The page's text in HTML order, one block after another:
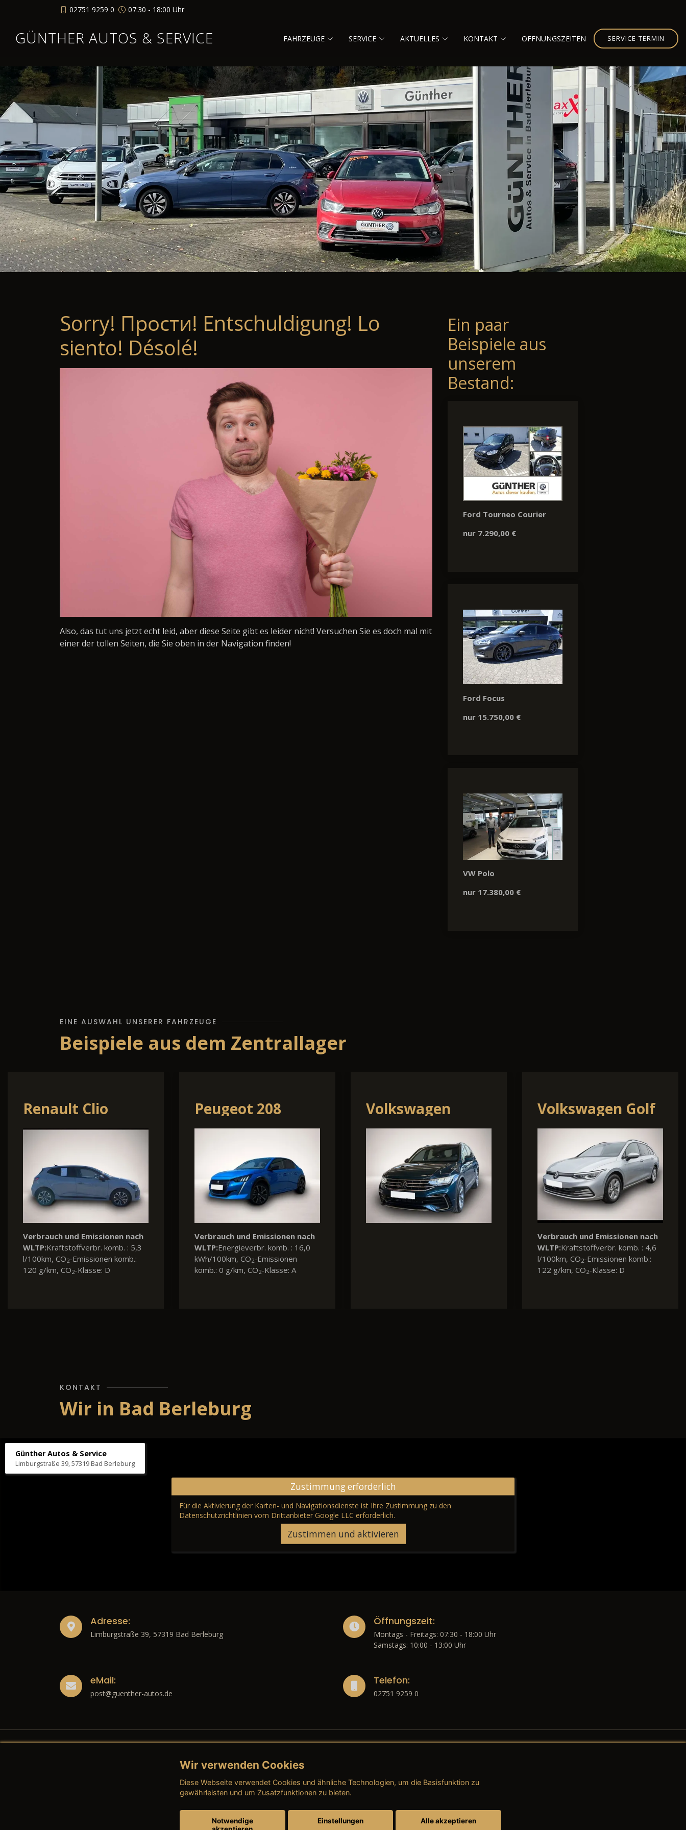
02751 9259 0 07:30 - 18:00 Uhr
GÜNTHER AUTOS & SERVICE FAHRZEUGE SERVICE AKTUELLES KONTAKT ÖFFNUNGSZEITEN SERVICE-TERMIN
Sorry! Прости! Entschuldigung! Lo
siento! Désolé!
Also, das tut uns jetzt echt leid, aber diese Seite gibt es leider nicht! Versuchen Sie es doch mal mit
einer der tollen Seiten, die Sie oben in der Navigation finden!
Ein paar
Beispiele aus
unserem
Bestand:
Ford Tourneo Courier
nur 7.290,00 €
Ford Focus
nur 15.750,00 €
VW Polo
nur 17.380,00 €
EINE AUSWAHL UNSERER FAHRZEUGE
Beispiele aus dem Zentrallager
Hyundai TUCSON
Verbrauch und Emissionen nach
WLTP:Kraftstoffverbr. komb. : 7,1
l/100km, CO2-Emissionen komb.:
161 g/km, CO2-Klasse: F
Skoda Kamiq
Verbrauch und Emissionen nach
WLTP:Kraftstoffverbr. komb. : 5,7
l/100km, CO 2-Emissionen komb.:
137 g/km, CO2 -Klasse: E
Volkswagen Golf
Volkswagen
Touran
Verbrauch und Emissionen nach
WLTP:Kraftstoffverbr. komb. : 6,3
l/100km, CO2-Emissionen komb.:
145 g/km, CO2-Klasse: E
KONTAKT
Wir in Bad Berleburg
Günther Autos & Service
Limburgstraße 39, 57319 Bad Berleburg
Zustimmung erforderlich
Für die Aktivierung der Karten- und Navigationsdienste ist Ihre Zustimmung zu den
Datenschutzrichtlinien vom Drittanbieter Google LLC erforderlich.
Zustimmen und aktivieren
Adresse:
Limburgstraße 39, 57319 Bad Berleburg
Öffnungszeit:
Montags - Freitags: 07:30 - 18:00 Uhr
Samstags: 10:00 - 13:00 Uhr
eMail:
post@guenther-autos.de
Telefon:
02751 9259 0
Rechtliches
→ Impressum
→ AGB (Neuwagen)
→ AGB (Teile & Zubehör)
Wir verwenden Cookies
Diese Webseite verwendet Cookies und ähnliche Technologien, um die Basisfunktion zu
gewährleisten und um Zusatzfunktionen zu bieten.
Notwendige
Einstellungen Alle akzeptieren